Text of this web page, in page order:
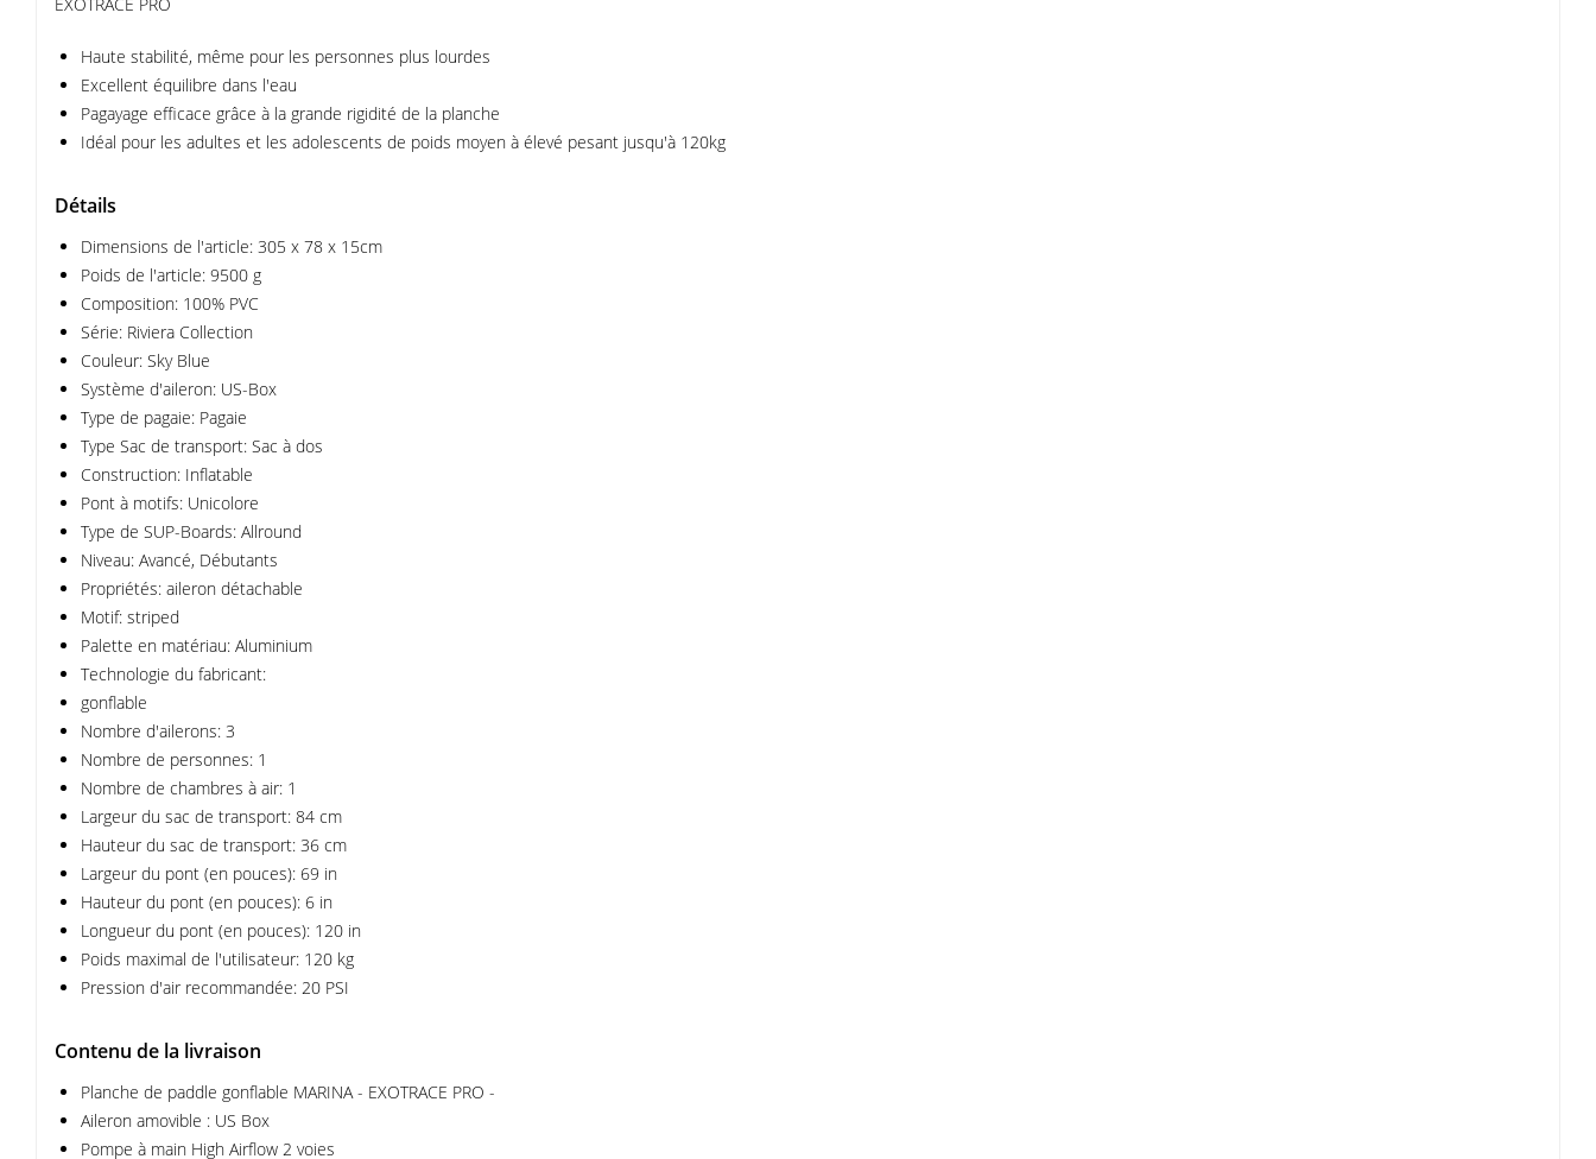
Haute stabilité, même pour les personnes plus lourdes
Excellent équilibre dans l'eau
Pagayage efficace grâce à la grande rigidité de la planche
Idéal pour les adultes et les adolescents de poids moyen à élevé pesant jusqu'à 120kg
Détails
Dimensions de l'article: 305 x 78 x 15cm
Poids de l'article: 9500 g
Composition: 100% PVC
Série: Riviera Collection
Couleur: Sky Blue
Système d'aileron: US-Box
Type de pagaie: Pagaie
Type Sac de transport: Sac à dos
Construction: Inflatable
Pont à motifs: Unicolore
Type de SUP-Boards: Allround
Niveau: Avancé, Débutants
Propriétés: aileron détachable
Motif: striped
Palette en matériau: Aluminium
Technologie du fabricant:
gonflable
Nombre d'ailerons: 3
Nombre de personnes: 1
Nombre de chambres à air: 1
Largeur du sac de transport: 84 cm
Hauteur du sac de transport: 36 cm
Largeur du pont (en pouces): 69 in
Hauteur du pont (en pouces): 6 in
Longueur du pont (en pouces): 120 in
Poids maximal de l'utilisateur: 120 kg
Pression d'air recommandée: 20 PSI
Contenu de la livraison
Planche de paddle gonflable MARINA - EXOTRACE PRO -
Aileron amovible : US Box
Pompe à main High Airflow 2 voies